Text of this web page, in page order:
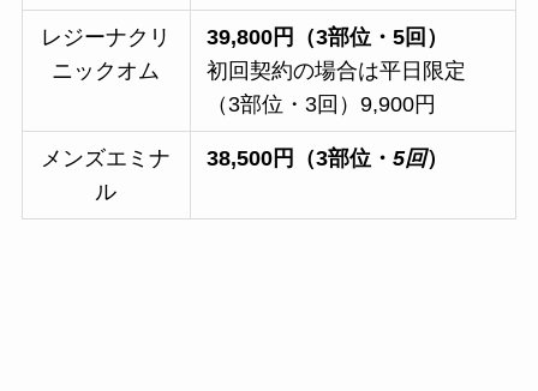
レジーナクリ
ニックオム
39,800円（3部位・5回）
初回契約の場合は平日限定
（3部位・3回）9,900円
メンズエミナ
ル
38,500円（3部位・5回）